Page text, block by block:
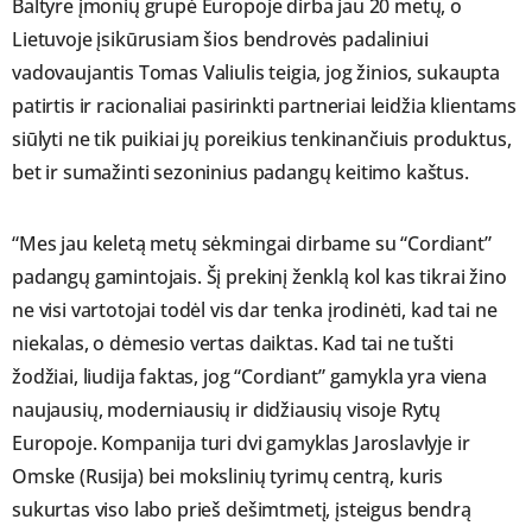
Baltyre įmonių grupė Europoje dirba jau 20 metų, o
Lietuvoje įsikūrusiam šios bendrovės padaliniui
vadovaujantis Tomas Valiulis teigia, jog žinios, sukaupta
patirtis ir racionaliai pasirinkti partneriai leidžia klientams
siūlyti ne tik puikiai jų poreikius tenkinančiuis produktus,
bet ir sumažinti sezoninius padangų keitimo kaštus.
“Mes jau keletą metų sėkmingai dirbame su “Cordiant”
padangų gamintojais. Šį prekinį ženklą kol kas tikrai žino
ne visi vartotojai todėl vis dar tenka įrodinėti, kad tai ne
niekalas, o dėmesio vertas daiktas. Kad tai ne tušti
žodžiai, liudija faktas, jog “Cordiant” gamykla yra viena
naujausių, moderniausių ir didžiausių visoje Rytų
Europoje. Kompanija turi dvi gamyklas Jaroslavlyje ir
Omske (Rusija) bei mokslinių tyrimų centrą, kuris
sukurtas viso labo prieš dešimtmetį, įsteigus bendrą